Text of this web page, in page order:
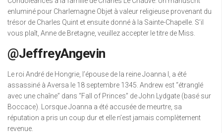
enluminé pour Charlemagne Objet à valeur religieuse provenant du
trésor de Charles Quint et ensuite donné à la Sainte-Chapelle. S’il
vous plaît, Anne de Bretagne, veuillez accepter le titre de Miss.
@JeffreyAngevin
Le roi André de Hongrie, l’épouse de la reine Joanna I, a été
assassiné à Aversa le 18 septembre 1345. Andrew est “étranglé
avec une chaîne” dans “Fall of Princes” de John Lydgate (basé sur
Boccace). Lorsque Joanna a été accusée de meurtre, sa
réputation a pris un coup dur et elle n’est jamais complètement
revenue.